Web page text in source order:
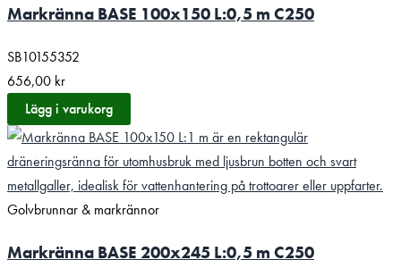
Markränna BASE 100x150 L:0,5 m C250
SB10155352
656,00 kr
Lägg i varukorg
Golvbrunnar & markrännor
Markränna BASE 200x245 L:0,5 m C250